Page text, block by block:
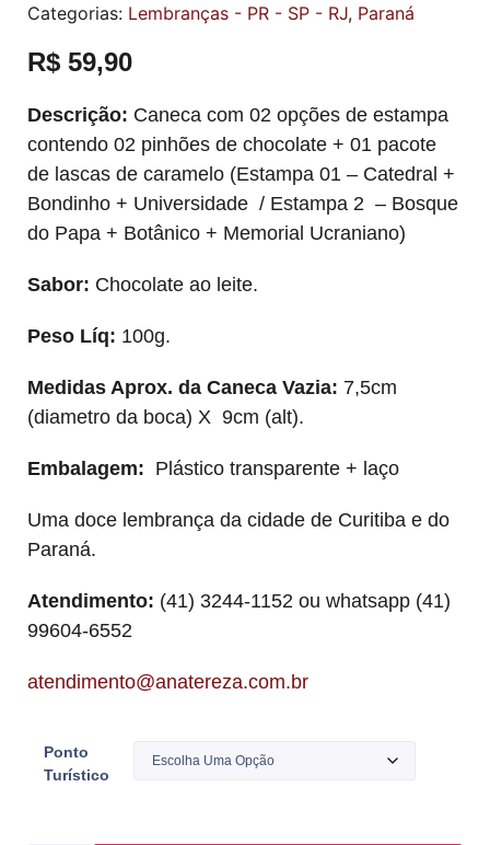
Categorias: Lembranças - PR - SP - RJ, Paraná
R$ 59,90
Descrição: Caneca com 02 opções de estampa
contendo 02 pinhões de chocolate + 01 pacote
de lascas de caramelo (Estampa 01 – Catedral +
Bondinho + Universidade / Estampa 2 – Bosque
do Papa + Botânico + Memorial Ucraniano)
Sabor: Chocolate ao leite.
Peso Líq: 100g.
Medidas Aprox. da Caneca Vazia: 7,5cm
(diametro da boca) X 9cm (alt).
Embalagem: Plástico transparente + laço
Uma doce lembrança da cidade de Curitiba e do
Paraná.
Atendimento: (41) 3244-1152 ou whatsapp (41)
99604-6552
atendimento@anatereza.com.br
Ponto
Turístico